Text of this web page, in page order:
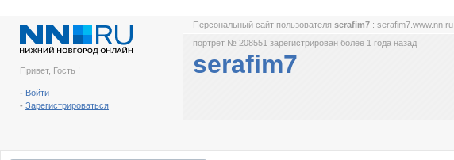
Привет, Гость !
- Войти
- Зарегистрироваться
Персональный сайт пользователя serafim7 : serafim7.www.nn.ru
портрет № 208551 зарегистрирован более 1 года назад
serafim7